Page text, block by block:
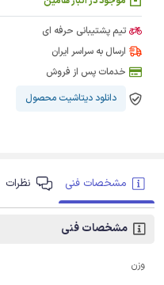
تیم پشتیبانی حرفه ای
ارسال به سراسر ایران
خدمات پس از فروش
دانلود دیتاشیت محصول
مشخصات فنی نظرات
مشخصات فنی
وزن